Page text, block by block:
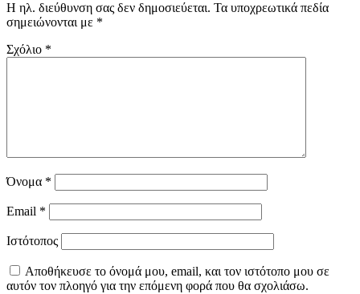
Η ηλ. διεύθυνση σας δεν δημοσιεύεται. Τα υποχρεωτικά πεδία
σημειώνονται με *
Σχόλιο *
Όνομα *
Email *
Ιστότοπος
Αποθήκευσε το όνομά μου, email, και τον ιστότοπο μου σε
αυτόν τον πλοηγό για την επόμενη φορά που θα σχολιάσω.